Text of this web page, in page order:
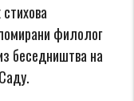
филолог
беседништва на